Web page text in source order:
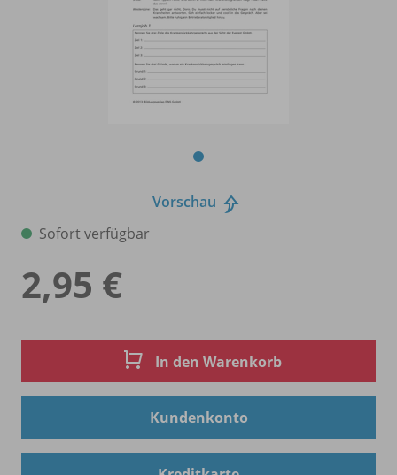
Vorschau
Sofort verfügbar
2,95 €
In den Warenkorb
Kundenkonto